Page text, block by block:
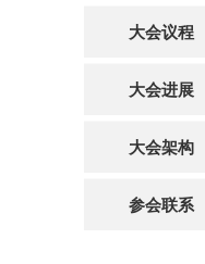
大会议程
大会进展
大会架构
参会联系